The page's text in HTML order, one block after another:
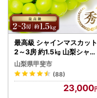
最高級 シャインマスカット
2～3房 約1.5㎏ 山梨シャイ
ンマスカット
山梨県甲斐市
(88)
23,000